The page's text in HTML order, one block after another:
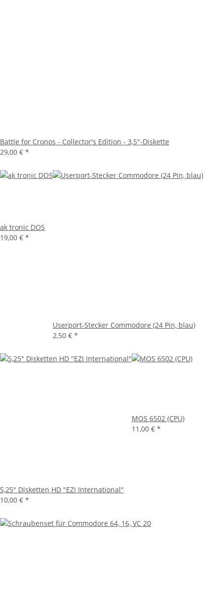
Battle for Cronos - Collector's Edition - 3,5"-Diskette
29,00 € *
ak tronic DOS
19,00 € *
Userport-Stecker Commodore (24 Pin, blau)
2,50 € *
5,25" Disketten HD "EZI International"
10,00 € *
MOS 6502 (CPU)
11,00 € *